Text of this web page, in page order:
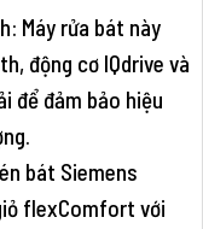
Máy rửa bát này
động cơ IQdrive và
để đảm bảo hiệu
bát Siemens
flexComfort với